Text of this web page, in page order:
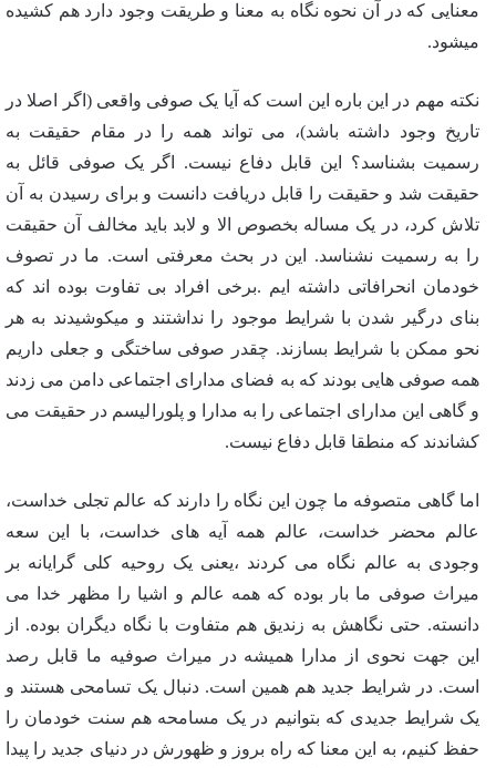
معنایی که در آن نحوه نگاه به معنا و طریقت وجود دارد هم کشیده
میشود.
نکته مهم در این باره این است که آیا یک صوفی واقعی (اگر اصلا در
تاریخ وجود داشته باشد)، می تواند همه را در مقام حقیقت به
رسمیت بشناسد؟ این قابل دفاع نیست. اگر یک صوفی قائل به
حقیقت شد و حقیقت را قابل دریافت دانست و برای رسیدن به آن
تلاش کرد، در یک مساله بخصوص الا و لابد باید مخالف آن حقیقت
را به رسمیت نشناسد. این در بحث معرفتی است. ما در تصوف
خودمان انحرافاتی داشته ایم .برخی افراد بی تفاوت بوده اند که
بنای درگیر شدن با شرایط موجود را نداشتند و میکوشیدند به هر
نحو ممکن با شرایط بسازند. چقدر صوفی ساختگی و جعلی داریم
همه صوفی هایی بودند که به فضای مدارای اجتماعی دامن می زدند
و گاهی این مدارای اجتماعی را به مدارا و پلورالیسم در حقیقت می
کشاندند که منطقا قابل دفاع نیست.
اما گاهی متصوفه ما چون این نگاه را دارند که عالم تجلی خداست،
عالم محضر خداست، عالم همه آیه های خداست، با این سعه
وجودی به عالم نگاه می کردند ،یعنی یک روحیه کلی گرایانه بر
میراث صوفی ما بار بوده که همه عالم و اشیا را مظهر خدا می
دانسته. حتی نگاهش به زندیق هم متفاوت با نگاه دیگران بوده. از
این جهت نحوی از مدارا همیشه در میراث صوفیه ما قابل رصد
است. در شرایط جدید هم همین است. دنبال یک تسامحی هستند و
یک شرایط جدیدی که بتوانیم در یک مسامحه هم سنت خودمان را
حفظ کنیم، به این معنا که راه بروز و ظهورش در دنیای جدید را پیدا